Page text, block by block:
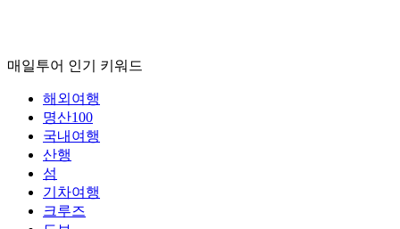
매일투어 인기 키워드
해외여행
명산100
국내여행
산행
섬
기차여행
크루즈